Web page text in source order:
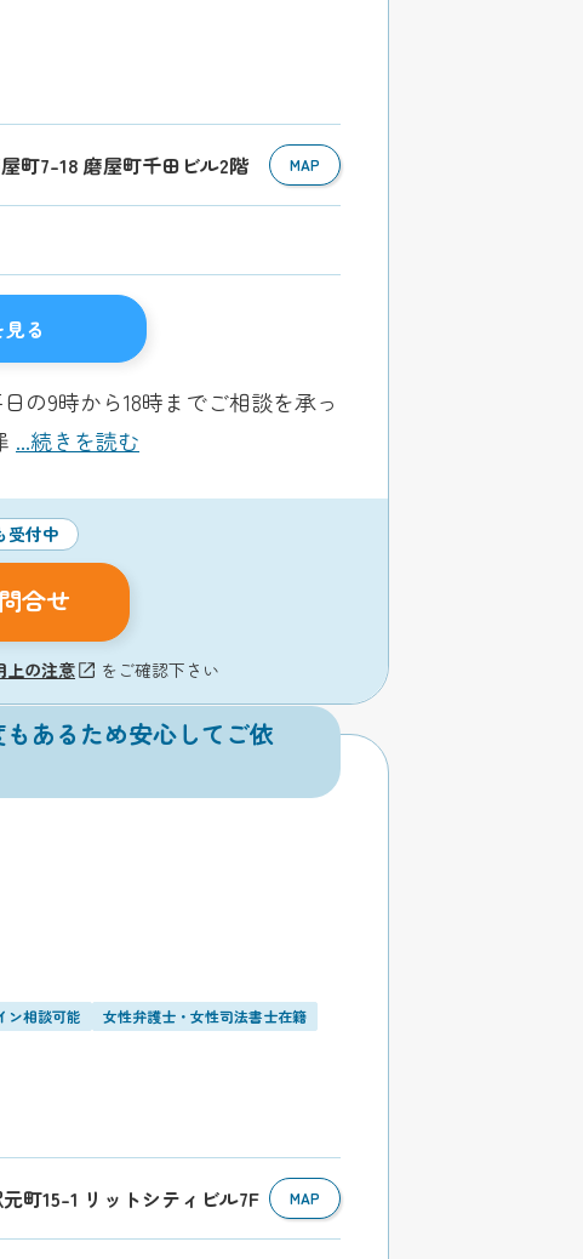
町7-18 磨屋町千田ビル2階 MAP
る
の9時から18時までご相談を承っ
...続きを読む
受付中
合せ
上の注意 をご確認下さい
あるため安心してご依
ン相談可能
女性弁護士・女性司法書士在籍
町15-1 リットシティビル7F MAP